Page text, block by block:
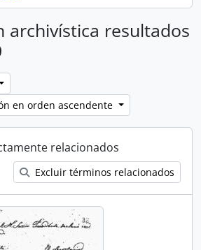
archivística resultados
en orden ascendente
relacionados
Excluir términos relacionados